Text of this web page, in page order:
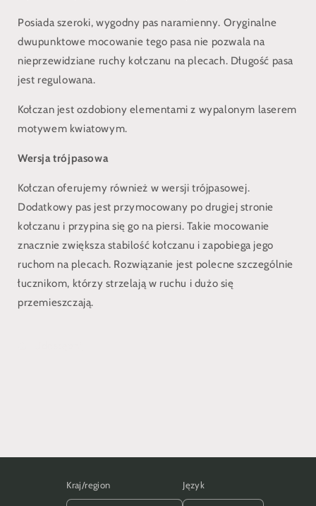
Posiada szeroki, wygodny pas naramienny. Oryginalne
dwupunktowe mocowanie tego pasa nie pozwala na
nieprzewidziane ruchy kołczanu na plecach. Długość pasa
jest regulowana.
Kołczan jest ozdobiony elementami z wypalonym laserem
motywem kwiatowym.
Wersja trójpasowa
Kołczan oferujemy również w wersji trójpasowej.
Dodatkowy pas jest przymocowany po drugiej stronie
kołczanu i przypina się go na piersi. Takie mocowanie
znacznie zwiększa stabilość kołczanu i zapobiega jego
ruchom na plecach. Rozwiązanie jest polecne szczególnie
łucznikom, którzy strzelają w ruchu i dużo się
przemieszczają.
Kraj/region Język